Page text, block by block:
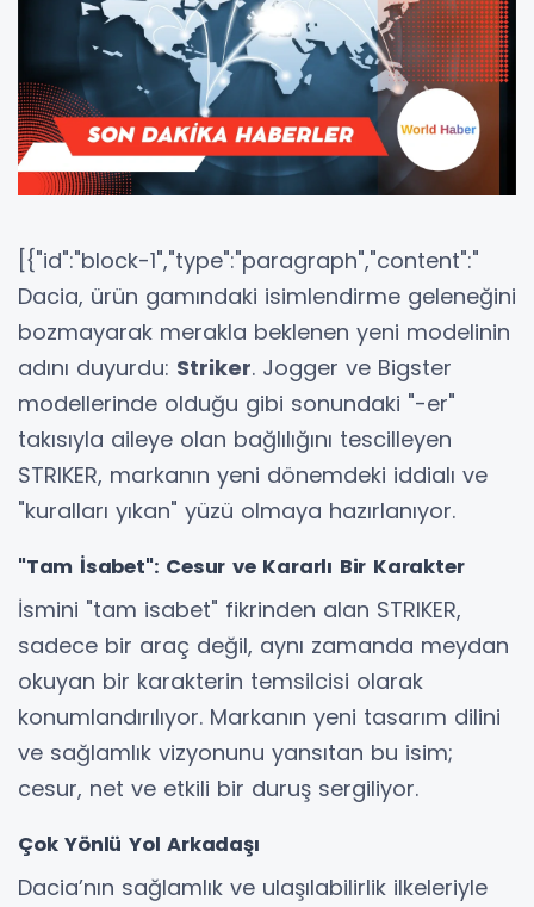
[{"id":"block-1","type":"paragraph","content":"
Dacia, ürün gamındaki isimlendirme geleneğini
bozmayarak merakla beklenen yeni modelinin
adını duyurdu: Striker. Jogger ve Bigster
modellerinde olduğu gibi sonundaki "-er"
takısıyla aileye olan bağlılığını tescilleyen
STRIKER, markanın yeni dönemdeki iddialı ve
"kuralları yıkan" yüzü olmaya hazırlanıyor.
"Tam İsabet": Cesur ve Kararlı Bir Karakter
İsmini "tam isabet" fikrinden alan STRIKER,
sadece bir araç değil, aynı zamanda meydan
okuyan bir karakterin temsilcisi olarak
konumlandırılıyor. Markanın yeni tasarım dilini
ve sağlamlık vizyonunu yansıtan bu isim;
cesur, net ve etkili bir duruş sergiliyor.
Çok Yönlü Yol Arkadaşı
Dacia’nın sağlamlık ve ulaşılabilirlik ilkeleriyle